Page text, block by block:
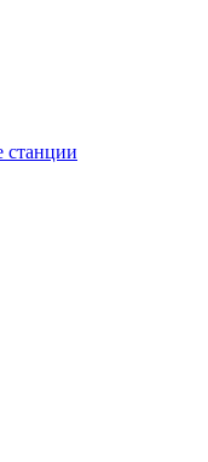
станции